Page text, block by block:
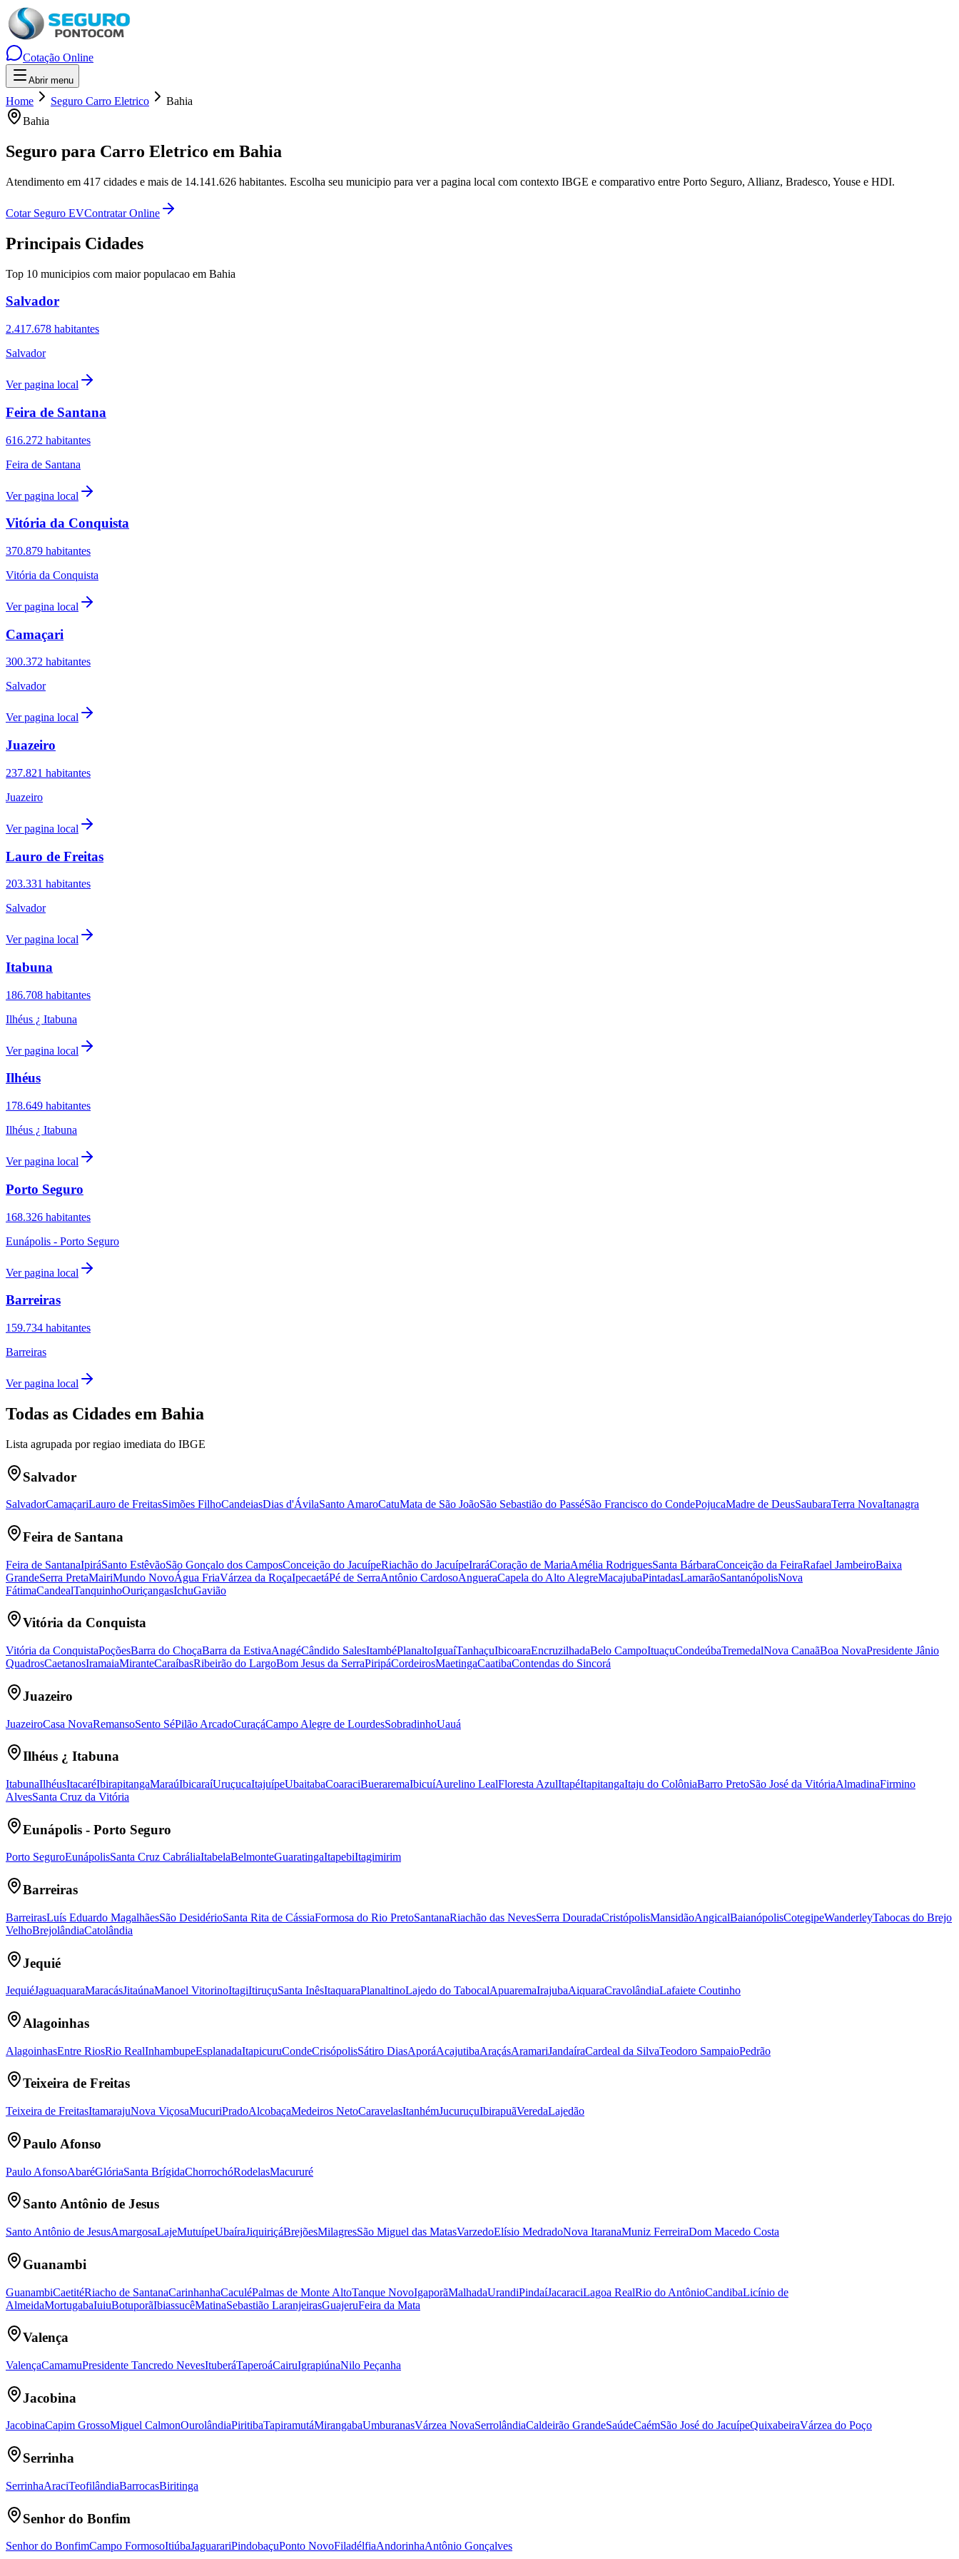
Cotação Online
Abrir menu
Home Seguro Carro Eletrico
Bahia
Bahia
Seguro para Carro Eletrico em Bahia
Atendimento em 417 cidades e mais de 14.141.626 habitantes. Escolha seu municipio para ver a pagina local com contexto IBGE e comparativo entre Porto Seguro, Allianz, Bradesco, Youse e HDI.
Cotar Seguro EVContratar Online
Principais Cidades
Top 10 municipios com maior populacao em Bahia
Salvador
2.417.678 habitantes
Salvador
Ver pagina local
Feira de Santana
616.272 habitantes
Feira de Santana
Ver pagina local
Vitória da Conquista
370.879 habitantes
Vitória da Conquista
Ver pagina local
Camaçari
300.372 habitantes
Salvador
Ver pagina local
Juazeiro
237.821 habitantes
Juazeiro
Ver pagina local
Lauro de Freitas
203.331 habitantes
Salvador
Ver pagina local
Itabuna
186.708 habitantes
Ilhéus ¿ Itabuna
Ver pagina local
Ilhéus
178.649 habitantes
Ilhéus ¿ Itabuna
Ver pagina local
Porto Seguro
168.326 habitantes
Eunápolis - Porto Seguro
Ver pagina local
Barreiras
159.734 habitantes
Barreiras
Ver pagina local
Todas as Cidades em Bahia
Lista agrupada por regiao imediata do IBGE
Salvador
SalvadorCamaçariLauro de FreitasSimões FilhoCandeiasDias d'ÁvilaSanto AmaroCatuMata de São JoãoSão Sebastião do PasséSão Francisco do CondePojucaMadre de DeusSaubaraTerra NovaItanagra
Feira de Santana
Feira de SantanaIpiráSanto EstêvãoSão Gonçalo dos CamposConceição do JacuípeRiachão do JacuípeIraráCoração de MariaAmélia RodriguesSanta BárbaraConceição da FeiraRafael JambeiroBaixa
GrandeSerra PretaMairiMundo NovoÁgua FriaVárzea da RoçaIpecaetáPé de SerraAntônio CardosoAngueraCapela do Alto AlegreMacajubaPintadasLamarãoSantanópolisNova
FátimaCandealTanquinhoOuriçangasIchuGavião
Vitória da Conquista
Vitória da ConquistaPoçõesBarra do ChoçaBarra da EstivaAnagéCândido SalesItambéPlanaltoIguaíTanhaçuIbicoaraEncruzilhadaBelo CampoItuaçuCondeúbaTremedalNova CanaãBoa NovaPresidente Jânio
QuadrosCaetanosIramaiaMiranteCaraíbasRibeirão do LargoBom Jesus da SerraPiripáCordeirosMaetingaCaatibaContendas do Sincorá
Juazeiro
JuazeiroCasa NovaRemansoSento SéPilão ArcadoCuraçáCampo Alegre de LourdesSobradinhoUauá
Ilhéus ¿ Itabuna
ItabunaIlhéusItacaréIbirapitangaMaraúIbicaraíUruçucaItajuípeUbaitabaCoaraciBueraremaIbicuíAurelino LealFloresta AzulItapéItapitangaItaju do ColôniaBarro PretoSão José da VitóriaAlmadinaFirmino
AlvesSanta Cruz da Vitória
Eunápolis - Porto Seguro
Porto SeguroEunápolisSanta Cruz CabráliaItabelaBelmonteGuaratingaItapebiItagimirim
Barreiras
BarreirasLuís Eduardo MagalhãesSão DesidérioSanta Rita de CássiaFormosa do Rio PretoSantanaRiachão das NevesSerra DouradaCristópolisMansidãoAngicalBaianópolisCotegipeWanderleyTabocas do Brejo
VelhoBrejolândiaCatolândia
Jequié
JequiéJaguaquaraMaracásJitaúnaManoel VitorinoItagiItiruçuSanta InêsItaquaraPlanaltinoLajedo do TabocalApuaremaIrajubaAiquaraCravolândiaLafaiete Coutinho
Alagoinhas
AlagoinhasEntre RiosRio RealInhambupeEsplanadaItapicuruCondeCrisópolisSátiro DiasAporáAcajutibaAraçásAramariJandaíraCardeal da SilvaTeodoro SampaioPedrão
Teixeira de Freitas
Teixeira de FreitasItamarajuNova ViçosaMucuriPradoAlcobaçaMedeiros NetoCaravelasItanhémJucuruçuIbirapuãVeredaLajedão
Paulo Afonso
Paulo AfonsoAbaréGlóriaSanta BrígidaChorrochóRodelasMacururé
Santo Antônio de Jesus
Santo Antônio de JesusAmargosaLajeMutuípeUbaíraJiquiriçáBrejõesMilagresSão Miguel das MatasVarzedoElísio MedradoNova ItaranaMuniz FerreiraDom Macedo Costa
Guanambi
GuanambiCaetitéRiacho de SantanaCarinhanhaCaculéPalmas de Monte AltoTanque NovoIgaporãMalhadaUrandiPindaíJacaraciLagoa RealRio do AntônioCandibaLicínio de
AlmeidaMortugabaIuiuBotuporãIbiassucêMatinaSebastião LaranjeirasGuajeruFeira da Mata
Valença
ValençaCamamuPresidente Tancredo NevesItuberáTaperoáCairuIgrapiúnaNilo Peçanha
Jacobina
JacobinaCapim GrossoMiguel CalmonOurolândiaPiritibaTapiramutáMirangabaUmburanasVárzea NovaSerrolândiaCaldeirão GrandeSaúdeCaémSão José do JacuípeQuixabeiraVárzea do Poço
Serrinha
SerrinhaAraciTeofilândiaBarrocasBiritinga
Senhor do Bonfim
Senhor do BonfimCampo FormosoItiúbaJaguarariPindobaçuPonto NovoFiladélfiaAndorinhaAntônio Gonçalves